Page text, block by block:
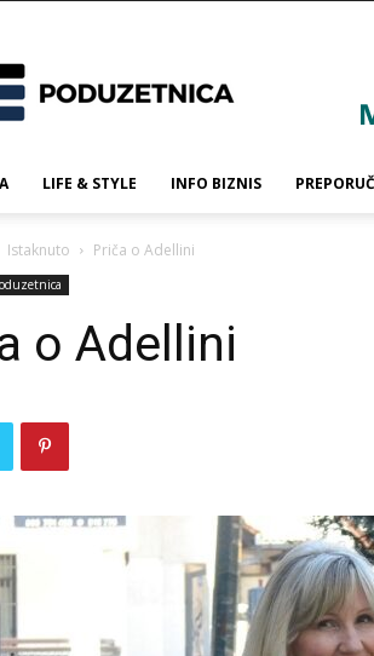
LIFE & STYLE INFO BIZNIS
Istaknuto Priča o Adellini
o Adellini